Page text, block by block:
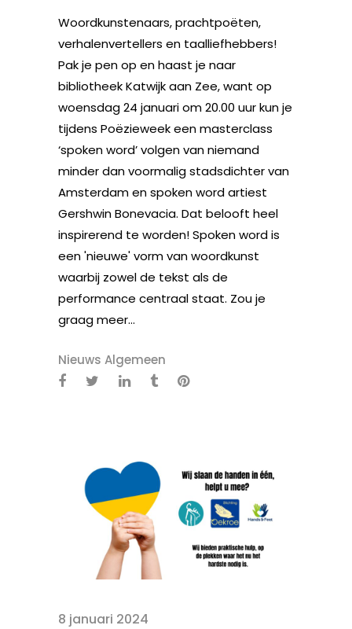
Woordkunstenaars, prachtpoëten,
verhalenvertellers en taalliefhebbers!
Pak je pen op en haast je naar
bibliotheek Katwijk aan Zee, want op
woensdag 24 januari om 20.00 uur kun je
tijdens Poëzieweek een masterclass
‘spoken word’ volgen van niemand
minder dan voormalig stadsdichter van
Amsterdam en spoken word artiest
Gershwin Bonevacia. Dat belooft heel
inspirerend te worden! Spoken word is
een 'nieuwe' vorm van woordkunst
waarbij zowel de tekst als de
performance centraal staat. Zou je
graag meer...
Nieuws Algemeen
8 januari 2024